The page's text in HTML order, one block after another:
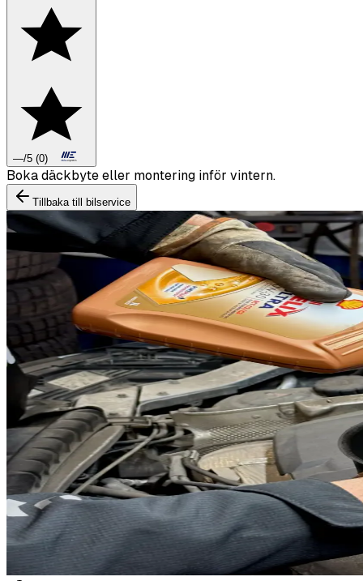
—/5 (0)
Boka däckbyte eller montering inför vintern.
Tillbaka till bilservice